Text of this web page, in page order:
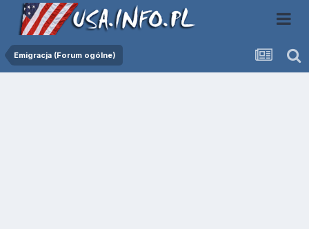
Emigracja (Forum ogólne)